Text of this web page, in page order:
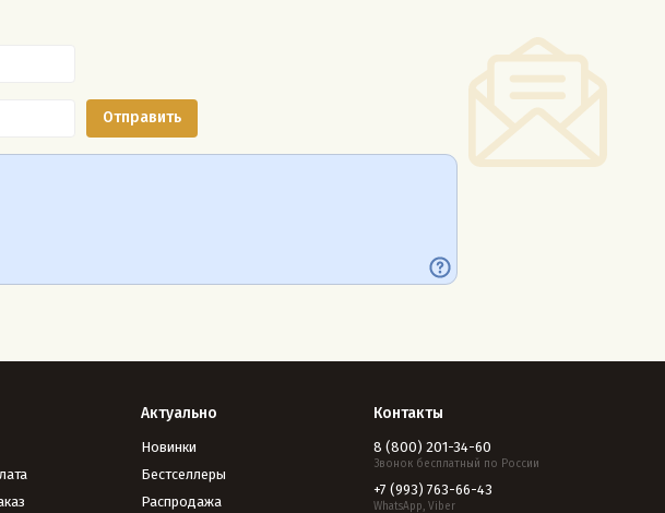
Актуально
Новинки
Бестселлеры
Распродажа
Контакты
8 (800) 201-34-60
Звонок бесплатный по России
+7 (993) 763-66-43
WhatsApp, Viber